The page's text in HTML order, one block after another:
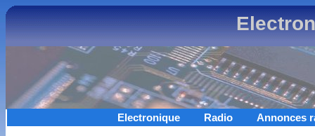
Electronique Radio Annonces